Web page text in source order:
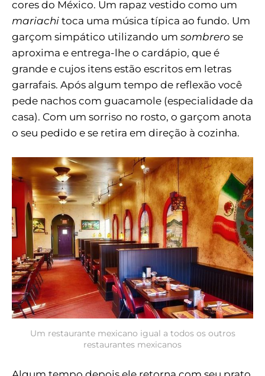
cores do México. Um rapaz vestido como um
mariachi toca uma música típica ao fundo. Um
garçom simpático utilizando um sombrero se
aproxima e entrega-lhe o cardápio, que é
grande e cujos itens estão escritos em letras
garrafais. Após algum tempo de reflexão você
pede nachos com guacamole (especialidade da
casa). Com um sorriso no rosto, o garçom anota
o seu pedido e se retira em direção à cozinha.
Um restaurante mexicano igual a todos os outros
restaurantes mexicanos